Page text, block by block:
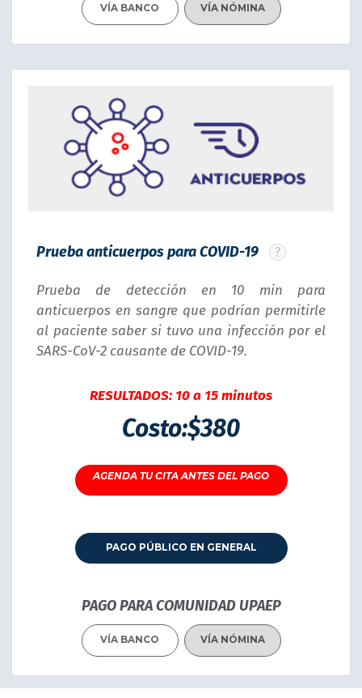
VÍA BANCO VÍA NÓMINA
Prueba anticuerpos para COVID-19
Prueba de detección en 10 min para
anticuerpos en sangre que podrían permitirle
al paciente saber si tuvo una infección por el
SARS-CoV-2 causante de COVID-19.
RESULTADOS: 10 a 15 minutos
Costo:$380
HORARIO PARA TOMA DE MUESTRAS:
AGENDA TU CITA ANTES DEL PAGO
PAGO PÚBLICO EN GENERAL
PAGO PARA COMUNIDAD UPAEP
VÍA BANCO VÍA NÓMINA